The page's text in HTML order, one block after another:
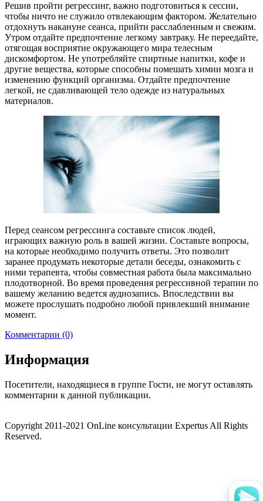
Решив пройти регрессинг, важно подготовиться к сессии,
чтобы ничто не служило отвлекающим фактором. Желательно
отдохнуть накануне сеанса, прийти расслабленным и свежим.
Утром отдайте предпочтение легкому завтраку. Не переедайте,
отягощая восприятие окружающего мира телесным
дискомфортом. Не употребляйте спиртные напитки, кофе и
другие вещества, которые способны помешать химии мозга и
изменению функций организма. Отдайте предпочтение
легкой, не сдавливающей тело одежде из натуральных
материалов.
Перед сеансом регрессинга составьте список людей,
играющих важную роль в вашей жизни. Составьте вопросы,
на которые необходимо получить ответы. Это позволит
заранее продумать некоторые детали беседы, ознакомить с
ними терапевта, чтобы совместная работа была максимально
плодотворной. Во время проведения регрессивной терапии по
вашему желанию ведется аудиозапись. Впоследствии вы
можете прослушать подробно любой привлекший внимание
момент.
Комментарии (0)
Информация
Посетители, находящиеся в группе Гости, не могут оставлять
комментарии к данной публикации.
Copyright 2011-2021 OnLine консультации Expertus All Rights
Reserved.